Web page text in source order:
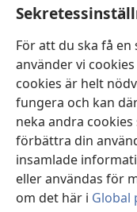
För att du ska få
använder vi
cookies är helt
fungera och kan
neka andra
förbättra din
insamlade
eller användas för
om det här i Global
fönster) Watchtower
nytt
fönster)JW Hub ®
(öppnar
nytt
fönster)JW Library
Watchtower Library